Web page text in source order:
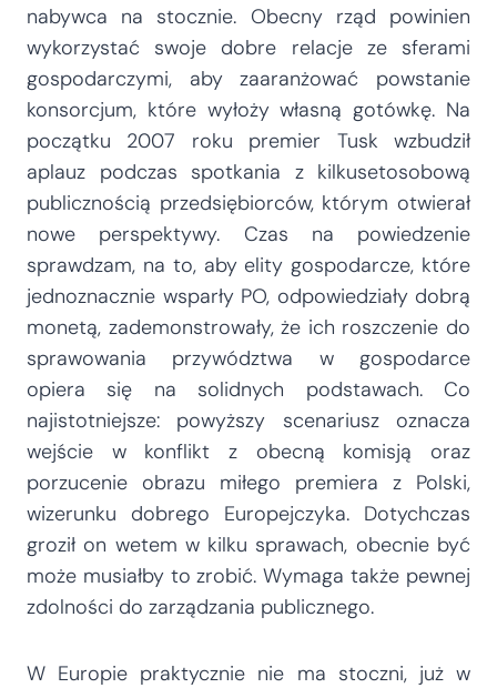
nabywca na stocznie. Obecny rząd powinien
wykorzystać swoje dobre relacje ze sferami
gospodarczymi, aby zaaranżować powstanie
konsorcjum, które wyłoży własną gotówkę. Na
początku 2007 roku premier Tusk wzbudził
aplauz podczas spotkania z kilkusetosobową
publicznością przedsiębiorców, którym otwierał
nowe perspektywy. Czas na powiedzenie
sprawdzam, na to, aby elity gospodarcze, które
jednoznacznie wsparły PO, odpowiedziały dobrą
monetą, zademonstrowały, że ich roszczenie do
sprawowania przywództwa w gospodarce
opiera się na solidnych podstawach. Co
najistotniejsze: powyższy scenariusz oznacza
wejście w konflikt z obecną komisją oraz
porzucenie obrazu miłego premiera z Polski,
wizerunku dobrego Europejczyka. Dotychczas
groził on wetem w kilku sprawach, obecnie być
może musiałby to zrobić. Wymaga także pewnej
zdolności do zarządzania publicznego.
W Europie praktycznie nie ma stoczni, już w